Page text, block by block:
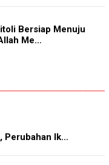
Bersiap Menuju
Me…
Perubahan Ik…